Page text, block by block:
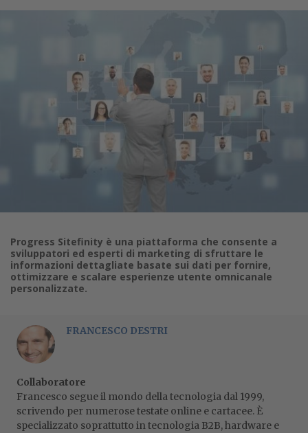
Progress Sitefinity è una piattaforma che consente a
sviluppatori ed esperti di marketing di sfruttare le
informazioni dettagliate basate sui dati per fornire,
ottimizzare e scalare esperienze utente omnicanale
personalizzate.
FRANCESCO DESTRI
Collaboratore
Francesco segue il mondo della tecnologia dal 1999,
scrivendo per numerose testate online e cartacee. È
specializzato soprattutto in tecnologia B2B, hardware e